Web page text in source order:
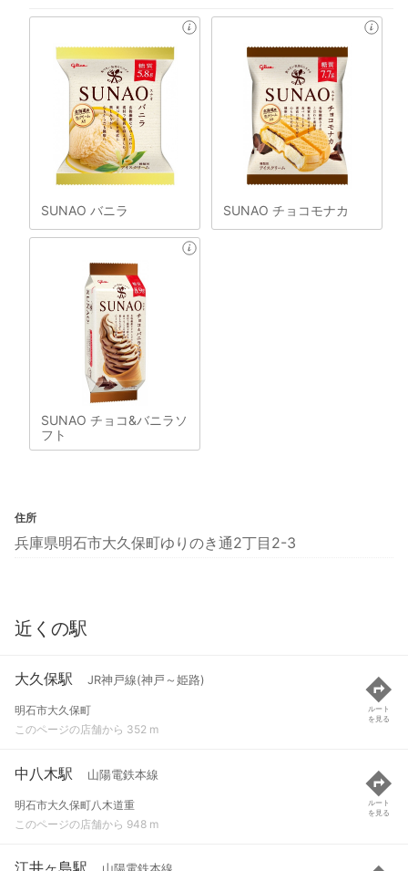
SUNAO バニラ SUNAO チョコモナカ
SUNAO チョコ&バニラソ
フト
住所
兵庫県明石市大久保町ゆりのき通2丁目2-3
近くの駅
大久保駅 JR神戸線(神戸～姫路)
明石市大久保町
このページの店舗から 352 m
ルート
を見る
中八木駅 山陽電鉄本線
明石市大久保町八木道重
このページの店舗から 948 m
ルート
を見る
江井ヶ島駅